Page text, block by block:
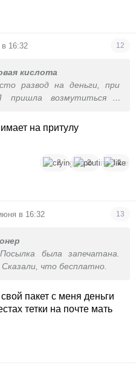
16:32 12
кислота
развод на деньги, при
пришла возмутиться и
на притулу
2 2 1
в 16:32 13
была запечатана.
что бесплатно.
пакет с меня деньги
тетки на почте мать